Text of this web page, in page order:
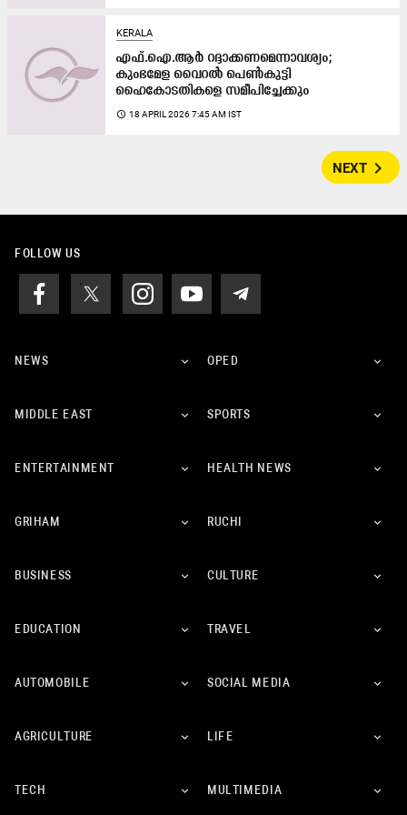
KERALA
എഫ്​.ഐ.ആർ റദ്ദാക്കണമെന്നാവശ്യം;
കുംഭമേള വൈറൽ പെൺകുട്ടി
ഹൈകോടതികളെ സമീപിച്ചേക്കും
access_time 18 APRIL 2026 7:45 AM IST
NEXT navigate_next
FOLLOW US
NEWS OPED
MIDDLE EAST SPORTS
ENTERTAINMENT HEALTH NEWS
GRIHAM RUCHI
BUSINESS CULTURE
EDUCATION TRAVEL
AUTOMOBILE SOCIAL MEDIA
AGRICULTURE LIFE
TECH MULTIMEDIA